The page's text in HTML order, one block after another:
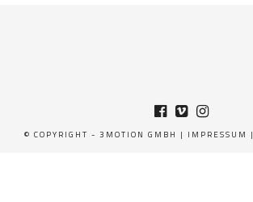
© COPYRIGHT - 3MOTION GMBH | IMPRESSUM |